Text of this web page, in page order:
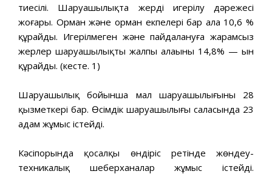
тиесілі. Шаруашылықта жердің игерілу дәрежесі
жоғары. Орман және орман екпелері бар алаң 10,6 %
құрайды. Игерілмеген және пайдалануға жарамсыз
жерлер шаруашылықтың жалпы алаңының 14,8% — ын
құрайды. (кесте. 1)
Шаруашылық бойынша мал шаруашылығының 28
қызметкері бар. Өсімдік шаруашылығы саласында 23
адам жұмыс істейді.
Кәсіпорында қосалқы өндіріс ретінде жөндеу-
техникалық шеберханалар жұмыс істейді.